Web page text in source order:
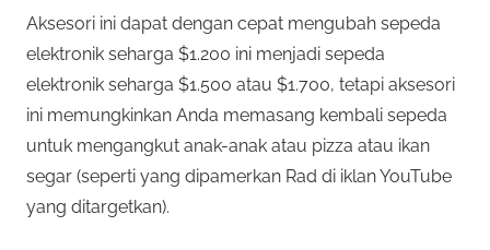
Aksesori ini dapat dengan cepat mengubah sepeda
elektronik seharga $1.200 ini menjadi sepeda
elektronik seharga $1.500 atau $1.700, tetapi aksesori
ini memungkinkan Anda memasang kembali sepeda
untuk mengangkut anak-anak atau pizza atau ikan
segar (seperti yang dipamerkan Rad di iklan YouTube
yang ditargetkan).